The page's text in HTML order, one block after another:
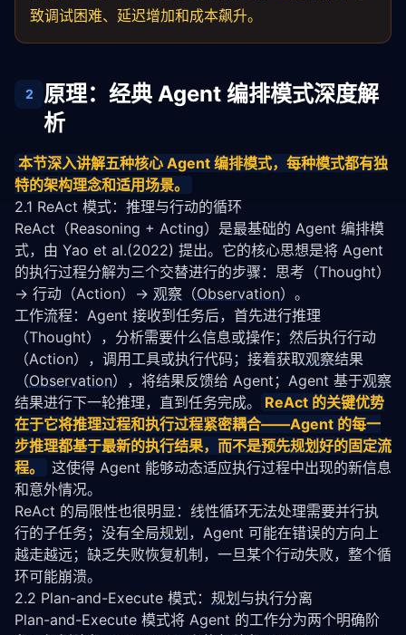
致调试困难、延迟增加和成本飙升。
2
原理：经典 Agent 编排模式深度解
析
本节深入讲解五种核心 Agent 编排模式，每种模式都有独
特的架构理念和适用场景。
2.1 ReAct 模式：推理与行动的循环
ReAct（Reasoning + Acting）是最基础的 Agent 编排模
式，由 Yao et al.(2022) 提出。它的核心思想是将 Agent
的执行过程分解为三个交替进行的步骤：思考（Thought）
→ 行动（Action）→ 观察 （Observation）。
工作流程：Agent 接收到任务后，首先进行推理
（Thought），分析需要什么信息或操作；然后执行行动
（Action），调用工具或执行代码；接着获取观察结果
（Observation），将结果反馈给 Agent；Agent 基于观察
结果进行下一轮推理，直到任务完成。
ReAct 的关键优势
在于它将推理过程和执行过程紧密耦合——Agent 的每一
步推理都基于最新的执行结果，而不是预先规划好的固定流
程。
这使得 Agent 能够动态适应执行过程中出现的新信息
和意外情况。
ReAct 的局限性也很明显：线性循环无法处理需要并行执
行的子任务；没有全局规划 ，Agent 可能在错误的方向上
越走越远；缺乏失败恢复机制，一旦某个行动失败，整个循
环可能崩溃。
2.2 Plan-and-Execute 模式： 规划 与执行分离
Plan-and-Execute 模式将 Agent 的工作分为两个明确阶